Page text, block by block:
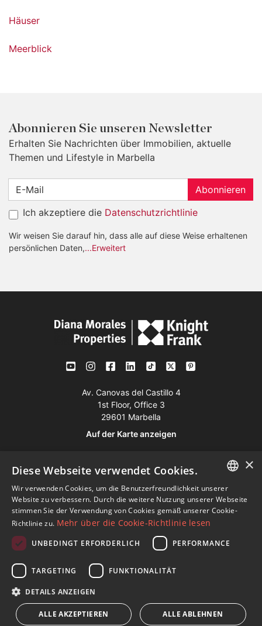
Häuser
Meerblick
Abonnieren Sie unseren Newsletter
Erhalten Sie Nachrichten über Immobilien, aktuelle
Themen und Lifestyle in Marbella
Abonnieren
Ich akzeptiere die Datenschutzrichtlinie
Wir weisen Sie darauf hin, dass alle auf diese Weise erhaltenen
persönlichen Daten,...Erweitert
Av. Canovas del Castillo 4
1st Floor, Office 3
29601 Marbella
Auf der Karte anzeigen
Tel:+34 952 765 138
+34 601 636 766
Whatsapp:+34 952 765 138
info@dmproperties.com
www.dmproperties.com
© Copyright 1989 - 2026 Diana Morales Properties Knight
Frank ·
Bedingungen für die Nutzung der Website
& SEO
ENGLISH
SPANISH
×
Diese Webseite verwendet Cookies.
Wir verwenden Cookies, um die Benutzerfreundlichkeit unserer
Website zu verbessern. Durch die weitere Nutzung unserer Webseite
stimmen Sie der Verwendung von Cookies gemäß unserer Cookie-
Richtlinie zu. Mehr über die Cookie-Richtlinie lesen
UNBEDINGT ERFORDERLICH PERFORMANCE
TARGETING FUNKTIONALITÄT
DETAILS ANZEIGEN
ALLE AKZEPTIEREN ALLE ABLEHNEN